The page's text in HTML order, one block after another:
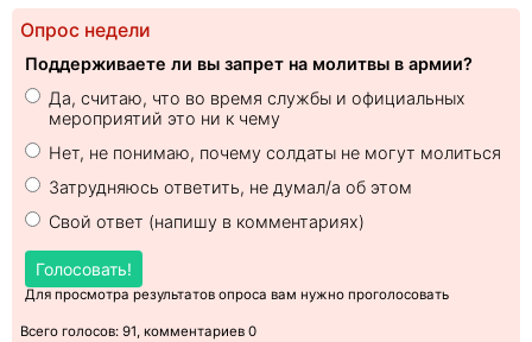
Опрос недели
Поддерживаете ли вы запрет на молитвы в армии?
Да, считаю, что во время службы и официальных
мероприятий это ни к чему
Нет, не понимаю, почему солдаты не могут молиться
Затрудняюсь ответить, не думал/а об этом
Свой ответ (напишу в комментариях)
Голосовать!
Для просмотра результатов опроса вам нужно проголосовать
Всего голосов: 91, комментариев 0